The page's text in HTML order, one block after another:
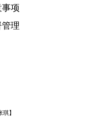
项
理
】